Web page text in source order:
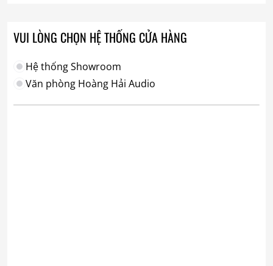
VUI LÒNG CHỌN HỆ THỐNG CỬA HÀNG
Hệ thống Showroom
Văn phòng Hoàng Hải Audio